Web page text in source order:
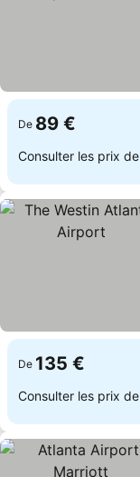
De 89 €
Consulter les prix de
De 135 €
Consulter les prix de